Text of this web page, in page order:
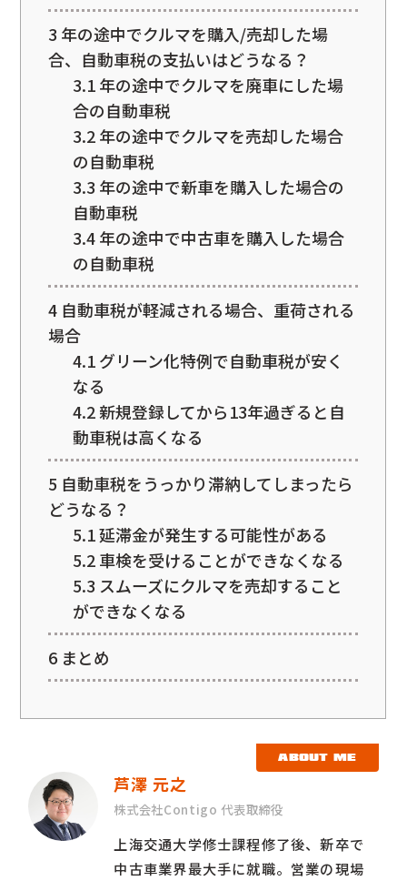
3 年の途中でクルマを購入/売却した場
合、自動車税の支払いはどうなる？
3.1年の途中でクルマを廃車にした場
合の自動車税
3.2年の途中でクルマを売却した場合
の自動車税
3.3 年の途中で新車を購入した場合の
自動車税
3.4年の途中で中古車を購入した場合
の自動車税
4 自動車税が軽減される場合、重荷される
場合
4.1グリーン化特例で自動車税が安く
なる
4.2新規登録してから13年過ぎると自
動車税は高くなる
5 自動車税をうっかり滞納してしまったら
どうなる？
5.1延滞金が発生する可能性がある
5.2車検を受けることができなくなる
5.3 スムーズにクルマを売却すること
ができなくなる
6 まとめ
ABOUT ME
芦澤 元之
株式会社Contigo 代表取締役
上海交通大学修士課程修了後、新卒で
中古車業界最大手に就職。営業の現場